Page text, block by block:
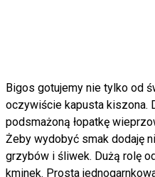
Bigos gotujemy nie tylko od
oczywiście kapusta kiszona.
podsmażoną łopatkę
Żeby wydobyć smak dodaję
grzybów i śliwek. Dużą rolę
kminek. Prosta